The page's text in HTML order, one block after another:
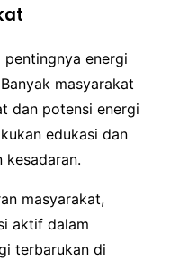
pentingnya energi
masyarakat
dan potensi energi
edukasi dan
kesadaran.
masyarakat,
aktif dalam
terbarukan di